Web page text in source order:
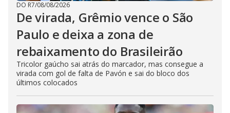
DO R7/08/08/2026
De virada, Grêmio vence o São
Paulo e deixa a zona de
rebaixamento do Brasileirão
Tricolor gaúcho sai atrás do marcador, mas consegue a
virada com gol de falta de Pavón e sai do bloco dos
últimos colocados